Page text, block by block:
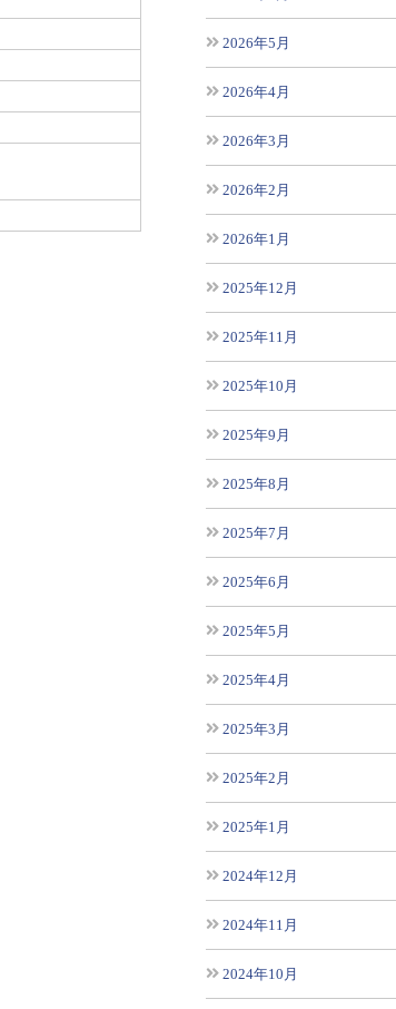
2026年5月
2026年4月
2026年3月
2026年2月
2026年1月
2025年12月
2025年11月
2025年10月
2025年9月
2025年8月
2025年7月
2025年6月
2025年5月
2025年4月
2025年3月
2025年2月
2025年1月
2024年12月
2024年11月
2024年10月